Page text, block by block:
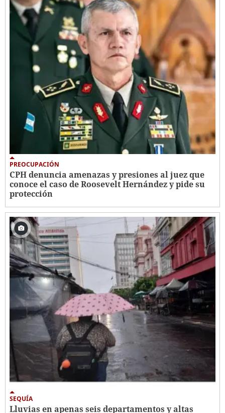
PREOCUPACIÓN
CPH denuncia amenazas y presiones al juez que
conoce el caso de Roosevelt Hernández y pide su
protección
SEQUÍA
Lluvias en apenas seis departamentos y altas